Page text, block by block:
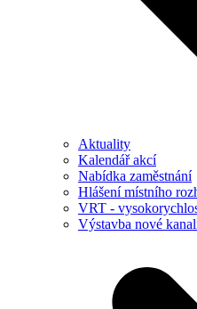
Aktuality
Kalendář akcí
Nabídka zaměstnání
Hlášení místního
VRT -
Výstavba nové